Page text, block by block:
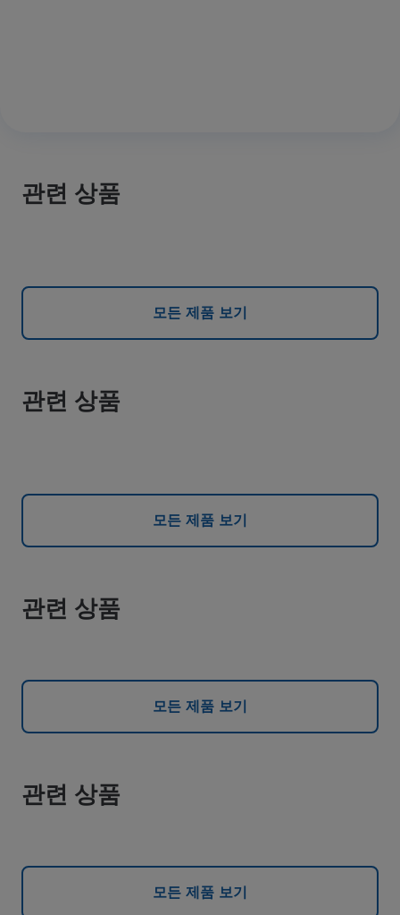
관련 상품
모든 제품 보기
관련 상품
모든 제품 보기
관련 상품
모든 제품 보기
관련 상품
모든 제품 보기